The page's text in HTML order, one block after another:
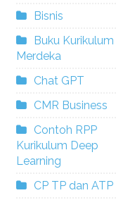
Bisnis
Buku Kurikulum
Merdeka
Chat GPT
CMR Business
Contoh RPP
Kurikulum Deep
Learning
CP TP dan ATP